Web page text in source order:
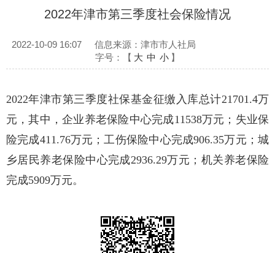
2022年津市第三季度社会保险情况
2022-10-09 16:07
信息来源：津市市人社局
字号：【 大 中 小 】
2022年津市第三季度社保基金征缴入库总计21701.4万
元，其中，企业养老保险中心完成11538万元；失业保
险完成411.76万元；工伤保险中心完成906.35万元；城
乡居民养老保险中心完成2936.29万元；机关养老保险
完成5909万元。